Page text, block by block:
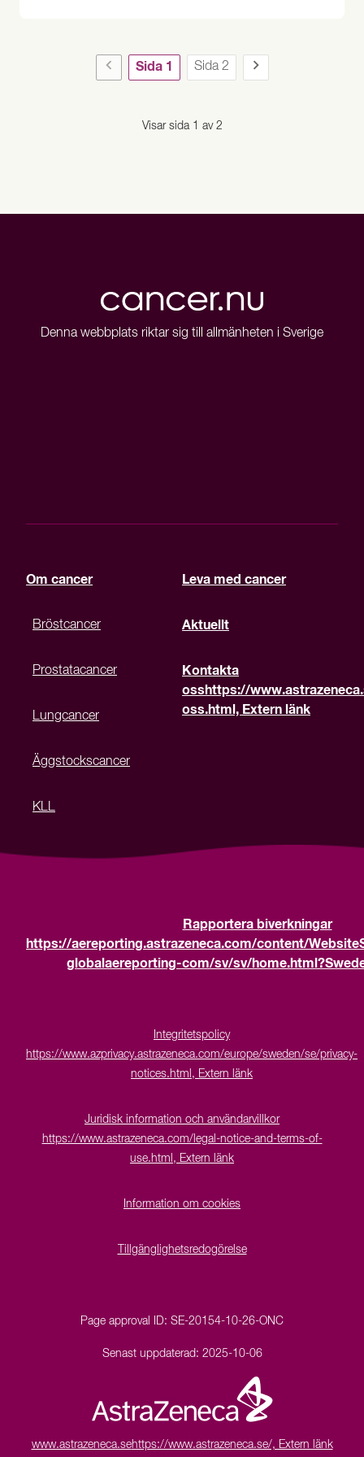
Sida 1 Sida 2
Visar sida 1 av 2
Denna webbplats riktar sig till allmänheten i Sverige
Om cancer
Bröstcancer
Prostatacancer
Lungcancer
Äggstockscancer
KLL
Leva med cancer
Aktuellt
Kontakta
oss https://
oss.html, Extern länk
Rapportera biverkningar
https://aereporting.astrazeneca.com/content/
globalaereporting-com/sv/sv/
Integritetspolicy
https://www.azprivacy.astrazeneca.com/europe/sweden/se/privacy-
notices.html, Extern länk
Juridisk information och användarvillkor
https://www.astrazeneca.com/legal-notice-and-terms-of-
use.html, Extern länk
Information om cookies
Tillgänglighetsredogörelse
Page approval ID: SE-20154-10-26-ONC
Senast uppdaterad: 2025-10-06
www.astrazeneca.sehttps://www.astrazeneca.se/, Extern länk